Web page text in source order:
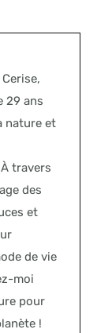
29 ans
nature et
travers
des
et
de vie
moi
pour
!